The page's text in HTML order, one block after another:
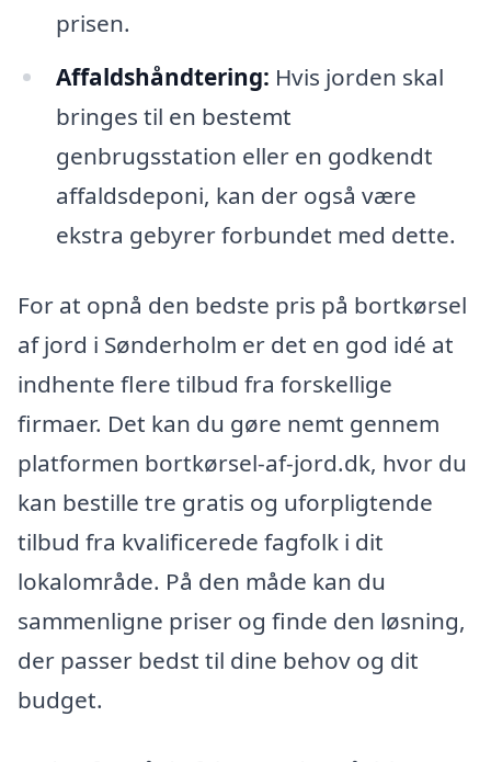
prisen.
Affaldshåndtering: Hvis jorden skal
bringes til en bestemt
genbrugsstation eller en godkendt
affaldsdeponi, kan der også være
ekstra gebyrer forbundet med dette.
For at opnå den bedste pris på bortkørsel
af jord i Sønderholm er det en god idé at
indhente flere tilbud fra forskellige
firmaer. Det kan du gøre nemt gennem
platformen bortkørsel-af-jord.dk, hvor du
kan bestille tre gratis og uforpligtende
tilbud fra kvalificerede fagfolk i dit
lokalområde. På den måde kan du
sammenligne priser og finde den løsning,
der passer bedst til dine behov og dit
budget.